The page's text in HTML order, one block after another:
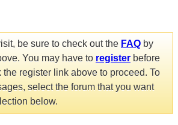
be sure to check out the FAQ by
You may have to register before
register link above to proceed. To
select the forum that you want
below.